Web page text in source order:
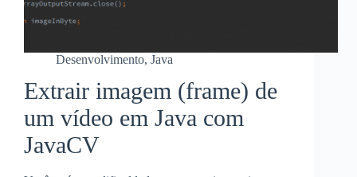
Desenvolvimento, Java
Extrair imagem (frame) de
um vídeo em Java com
JavaCV